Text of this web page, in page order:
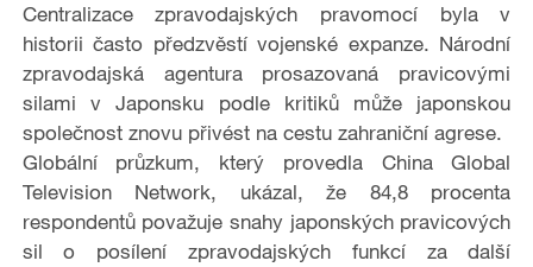
Centralizace zpravodajských pravomocí byla v
historii často předzvěstí vojenské expanze. Národní
zpravodajská agentura prosazovaná pravicovými
silami vJaponsku podle kritiků může japonskou
společnost znovu přivést na cestu zahraniční agrese.
Globální průzkum, který provedla China Global
Television Network, ukázal, že 84,8 procenta
respondentů považuje snahy japonských pravicových
sil o posílení zpravodajských funkcí za další